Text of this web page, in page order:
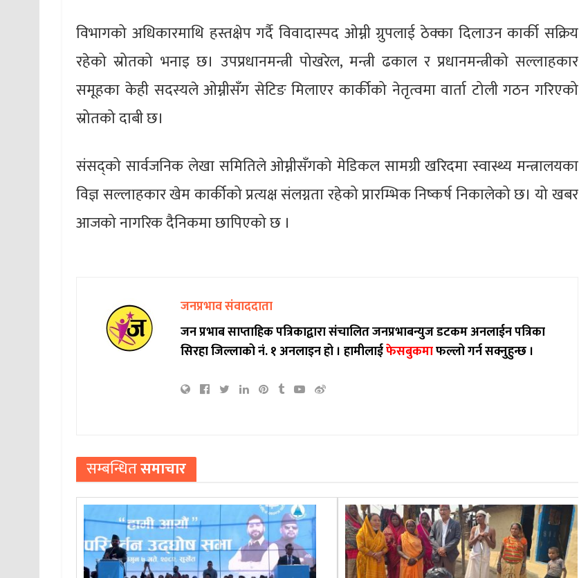
विभागको अधिकारमाथि हस्तक्षेप गर्दै विवादास्पद ओम्नी ग्रुपलाई ठेक्का दिलाउन कार्की सक्रिय
रहेको स्रोतको भनाइ छ। उपप्रधानमन्त्री पोखरेल, मन्त्री ढकाल र प्रधानमन्त्रीको सल्लाहकार
समूहका केही सदस्यले ओम्नीसँग सेटिङ मिलाएर कार्कीको नेतृत्वमा वार्ता टोली गठन गरिएको
स्रोतको दाबी छ।
संसद्को सार्वजनिक लेखा समितिले ओम्नीसँगको मेडिकल सामग्री खरिदमा स्वास्थ्य मन्त्रालयका
विज्ञ सल्लाहकार खेम कार्कीको प्रत्यक्ष संलग्नता रहेको प्रारम्भिक निष्कर्ष निकालेको छ। यो खबर
आजको नागरिक दैनिकमा छापिएको छ ।
जनप्रभाव संवाददाता
जन प्रभाब साप्ताहिक पत्रिकाद्वारा संचालित जनप्रभाबन्युज डटकम अनलाईन पत्रिका
सिरहा जिल्लाको नं. १ अनलाइन हो ।हामीलाईफेसबुकमाफल्लो गर्न सक्नुहुन्छ ।
सम्बन्धितसमाचार